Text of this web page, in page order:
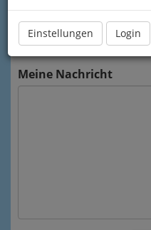
Einstellungen Login
Mein Betreff
Meine Nachricht